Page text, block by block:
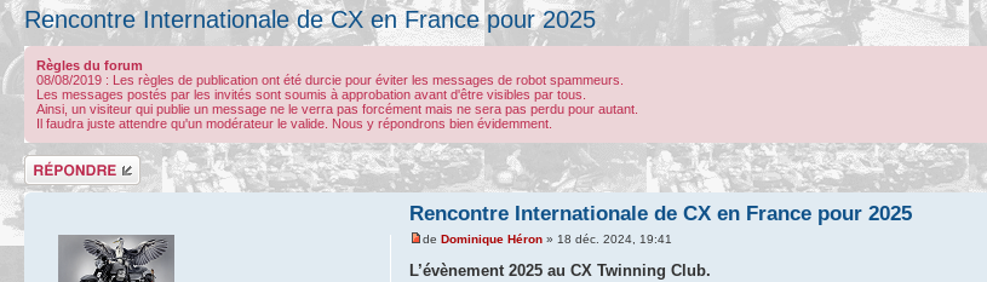
Rencontre Internationale de CX en France pour 2025
Règles du forum
08/08/2019 : Les règles de publication ont été durcie pour éviter les messages de robot spammeurs.
Les messages postés par les invités sont soumis à approbation avant d'être visibles par tous.
Ainsi, un visiteur qui publie un message ne le verra pas forcément mais ne sera pas perdu pour autant.
Il faudra juste attendre qu'un modérateur le valide. Nous y répondrons bien évidemment.
Répondre
Rencontre Internationale de CX en France pour 2025
deDominique Héron » 18 déc. 2024, 19:41
L’évènement 2025 au CX Twinning Club.